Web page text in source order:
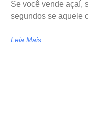
Se você vende açaí,
segundos se aquele
Leia Mais